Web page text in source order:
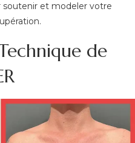
et modeler votre
de